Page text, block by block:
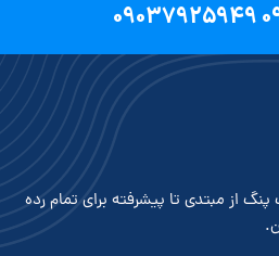
از مبتدی تا پیشرفته برای تمام رده